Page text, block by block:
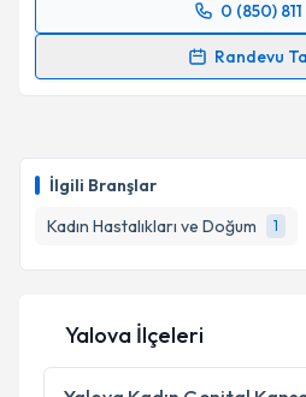
İlgili Branşlar
Kadın Hastalıkları ve Doğum
1
0 (850)
Randevu
Randevu Takvimi Talebi
E-posta Adresiniz
Kişisel verilerimin
Metni'ni okudum ve
kapsamda işlenmesini
Yalova İlçeleri